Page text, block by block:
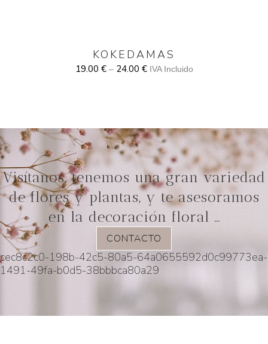
KOKEDAMAS
19.00 €– 24.00 € IVA Incluido
Visítanos, tenemos una gran variedad
de flores y plantas, y te asesoramos
en la decoración floral …
CONTACTO
cec8c2c0-198b-42c5-80a5-64a0655592d0c99773ea-
1491-49fa-b0d5-38bbbca80a29